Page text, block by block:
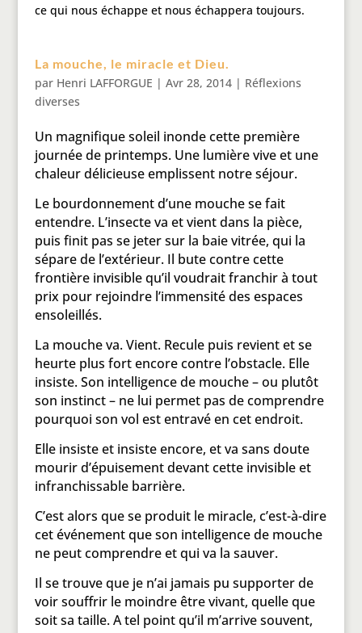
ce qui nous échappe et nous échappera toujours.
La mouche, le miracle et Dieu.
par Henri LAFFORGUE | Avr 28, 2014| Réflexions
diverses
Un magnifique soleil inonde cette première
journée de printemps. Une lumière vive et une
chaleur délicieuse emplissent notre séjour.
Le bourdonnement d’une mouche se fait
entendre. L’insecte va et vient dans la pièce,
puis finit pas se jeter sur la baie vitrée, qui la
sépare de l’extérieur. Il bute contre cette
frontière invisible qu’il voudrait franchir à tout
prix pour rejoindre l’immensité des espaces
ensoleillés.
La mouche va. Vient. Recule puis revient et se
heurte plus fort encore contre l’obstacle. Elle
insiste. Son intelligence de mouche – ou plutôt
son instinct – ne lui permet pas de comprendre
pourquoi son vol est entravé en cet endroit.
Elle insiste et insiste encore, et va sans doute
mourir d’épuisement devant cette invisible et
infranchissable barrière.
C’est alors que se produit le miracle, c’est-à-dire
cet événement que son intelligence de mouche
ne peut comprendre et qui va la sauver.
Il se trouve que je n’ai jamais pu supporter de
voir souffrir le moindre être vivant, quelle que
soit sa taille. A tel point qu’il m’arrive souvent,